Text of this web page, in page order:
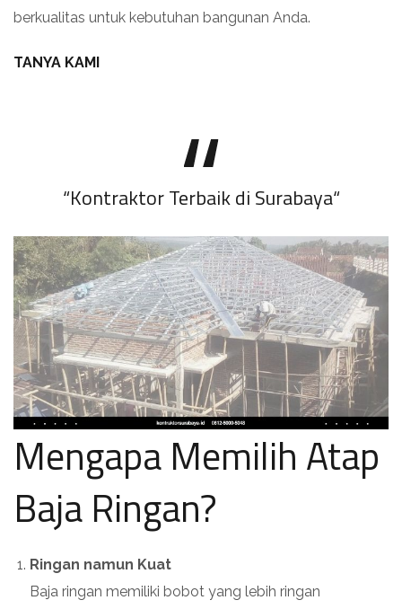
berkualitas untuk kebutuhan bangunan Anda.
TANYA KAMI
“Kontraktor Terbaik di Surabaya“
Mengapa Memilih Atap
Baja Ringan?
Ringan namun Kuat
Baja ringan memiliki bobot yang lebih ringan